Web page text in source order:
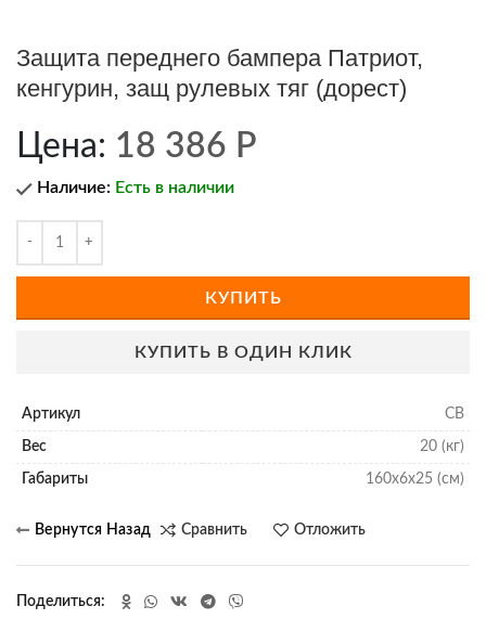
Защита переднего бампера Патриот,
кенгурин, защ рулевых тяг (дорест)
Цена: 18 386 Р
Наличие: Есть в наличии
КУПИТЬ
КУПИТЬ В ОДИН КЛИК
Артикул СВ
Вес 20 (кг)
Габариты 160х6х25 (см)
Сравнить Отложить
Поделиться